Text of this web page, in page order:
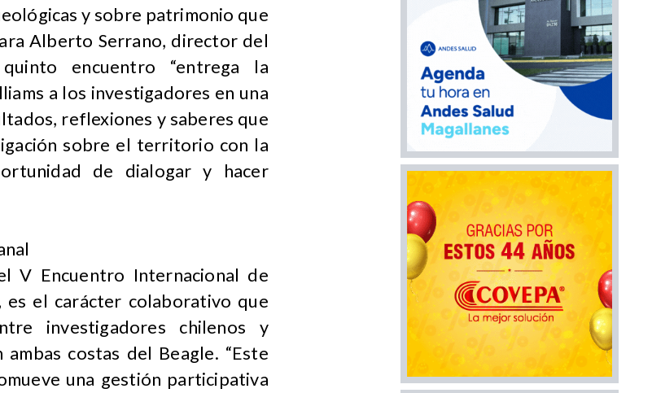
y sobre patrimonio que
Alberto Serrano, director del
encuentro “entrega la
a los investigadores en una
reflexiones y saberes que
sobre el territorio con la
de dialogar y hacer
V Encuentro Internacional de
es el carácter colaborativo que
investigadores chilenos y
costas del Beagle. “Este
una gestión participativa